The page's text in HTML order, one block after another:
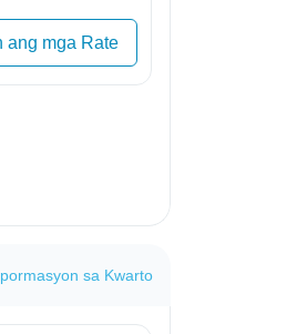
ang mga Rate
sa Kwarto